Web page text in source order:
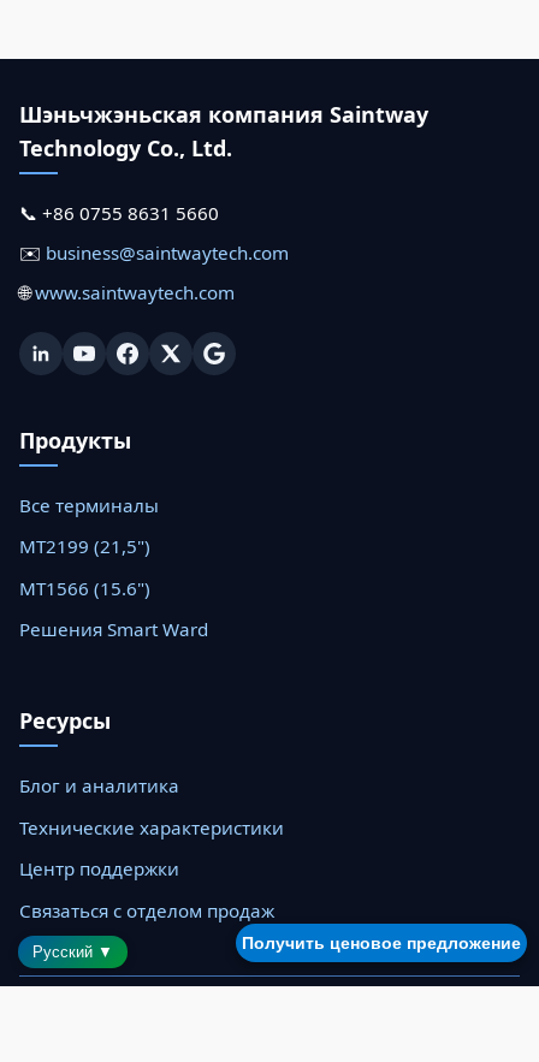
Шэньчжэньская компания Saintway
Technology Co., Ltd.
📞 +86 0755 8631 5660
✉️ business@saintwaytech.com
🌐www.saintwaytech.com
Продукты
Все терминалы
MT2199 (21,5")
MT1566 (15.6")
Решения Smart Ward
Ресурсы
Блог и аналитика
Технические характеристики
Центр поддержки
Связаться с отделом продаж
Получить ценовое предложение
Русский ▼